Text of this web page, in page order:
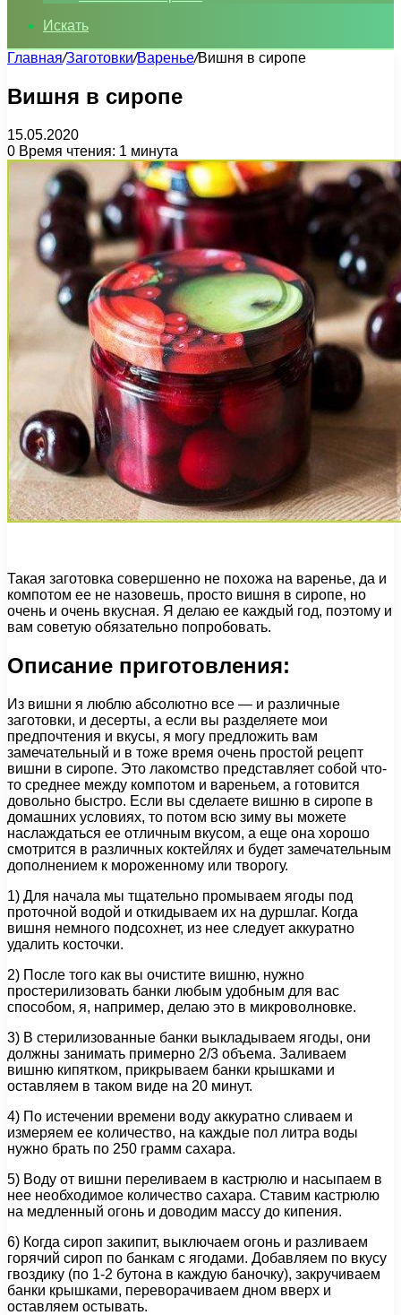
Искать
Главная/Заготовки/Варенье/Вишня в сиропе
Вишня в сиропе
15.05.2020
0 Время чтения: 1 минута
Такая заготовка совершенно не похожа на варенье, да и
компотом ее не назовешь, просто вишня в сиропе, но
очень и очень вкусная. Я делаю ее каждый год, поэтому и
вам советую обязательно попробовать.
Описание приготовления:
Из вишни я люблю абсолютно все — и различные
заготовки, и десерты, а если вы разделяете мои
предпочтения и вкусы, я могу предложить вам
замечательный и в тоже время очень простой рецепт
вишни в сиропе. Это лакомство представляет собой что-
то среднее между компотом и вареньем, а готовится
довольно быстро. Если вы сделаете вишню в сиропе в
домашних условиях, то потом всю зиму вы можете
наслаждаться ее отличным вкусом, а еще она хорошо
смотрится в различных коктейлях и будет замечательным
дополнением к мороженному или творогу.
1) Для начала мы тщательно промываем ягоды под
проточной водой и откидываем их на дуршлаг. Когда
вишня немного подсохнет, из нее следует аккуратно
удалить косточки.
2) После того как вы очистите вишню, нужно
простерилизовать банки любым удобным для вас
способом, я, например, делаю это в микроволновке.
3) В стерилизованные банки выкладываем ягоды, они
должны занимать примерно 2/3 объема. Заливаем
вишню кипятком, прикрываем банки крышками и
оставляем в таком виде на 20 минут.
4) По истечении времени воду аккуратно сливаем и
измеряем ее количество, на каждые пол литра воды
нужно брать по 250 грамм сахара.
5) Воду от вишни переливаем в кастрюлю и насыпаем в
нее необходимое количество сахара. Ставим кастрюлю
на медленный огонь и доводим массу до кипения.
6) Когда сироп закипит, выключаем огонь и разливаем
горячий сироп по банкам с ягодами. Добавляем по вкусу
гвоздику (по 1-2 бутона в каждую баночку), закручиваем
банки крышками, переворачиваем дном вверх и
оставляем остывать.